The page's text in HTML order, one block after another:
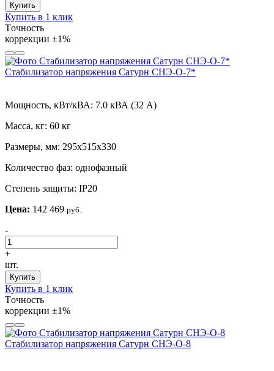
Купить
Купить в 1 клик
Tочность
коррекции ±1%
Стабилизатор напряжения Сатурн СНЭ-О-7*
Мощность, кВт/кВА: 7.0 кВА (32 А)
Масса, кг: 60 кг
Размеры, мм: 295х515х330
Количество фаз: однофазный
Степень защиты: IP20
Цена: 142 469 руб.
-
+
шт.
Купить
Купить в 1 клик
Tочность
коррекции ±1%
Стабилизатор напряжения Сатурн СНЭ-О-8